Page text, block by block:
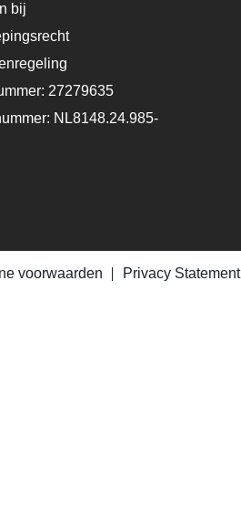
bij
27279635
NL8148.24.985-
voorwaarden Privacy Statement